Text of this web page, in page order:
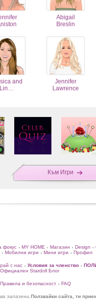
Abigail
Breslin
and
Lin…
Jennifer
Lawrence
Към Игри
фокус • MY HOME • Магазин • Design •
• Мобилни игри • Мини игри • Профил
с нас • Условия за членство •
Официален Stardoll Блог
Правила и безопасност • FAQ
запазени. Ползвайки сайта, ти